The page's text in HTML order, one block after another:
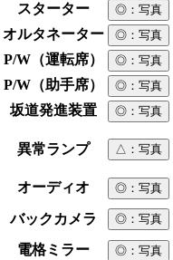
スターター ◎ ：写真
オルタネーター ◎ ：写真
P/W（運転席） ◎ ：写真
P/W（助手席） ◎ ：写真
坂道発進装置 ◎ ：写真
異常ランプ △ ：写真
オーディオ ◎ ：写真
バックカメラ ◎ ：写真
電格ミラー ◎ ：写真